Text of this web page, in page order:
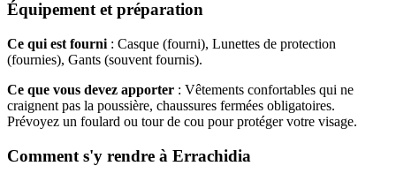
Équipement et préparation
Ce qui est fourni : Casque (fourni), Lunettes de protection
(fournies), Gants (souvent fournis).
Ce que vous devez apporter : Vêtements confortables qui ne
craignent pas la poussière, chaussures fermées obligatoires.
Prévoyez un foulard ou tour de cou pour protéger votre visage.
Comment s'y rendre à Errachidia